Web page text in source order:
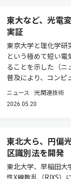
東大など、光電
実証
東京大学と理化学研
という極めて短い電
ることを示した（ニ
普及により、コン
ニュース 光関連技術
2026.05.20
東北大ら、円偏
区識別法を開発
東北大学、早稲田大
性X線散乱（RIXS）